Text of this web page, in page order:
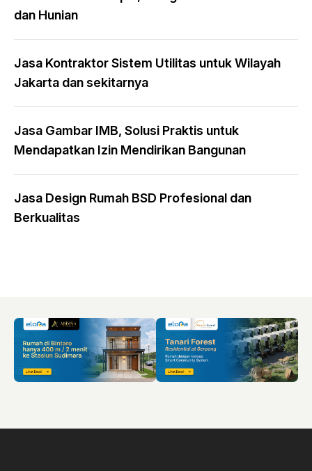
dan Hunian
Jasa Kontraktor Sistem Utilitas untuk Wilayah
Jakarta dan sekitarnya
Jasa Gambar IMB, Solusi Praktis untuk
Mendapatkan Izin Mendirikan Bangunan
Jasa Design Rumah BSD Profesional dan
Berkualitas